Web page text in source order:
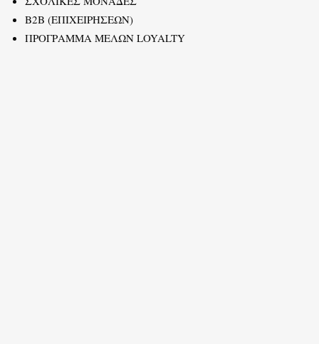
B2B (ΕΠΙΧΕΙΡΗΣΕΩΝ)
ΠΡΟΓΡΑΜΜΑ ΜΕΛΩΝ LOYALTY